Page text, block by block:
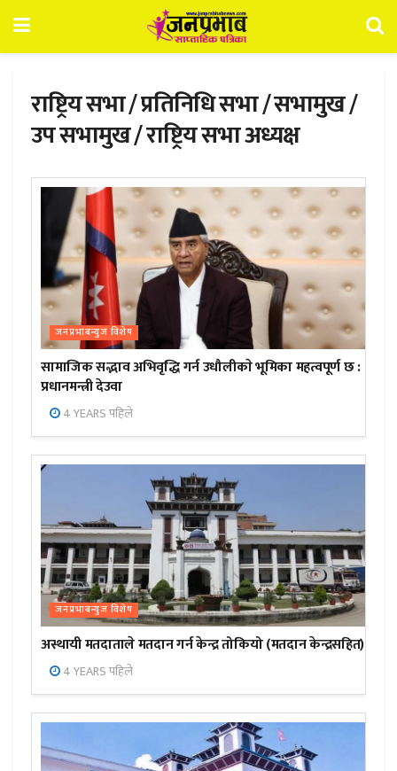
राष्ट्रिय सभा / प्रतिनिधि सभा / सभामुख /
उप सभामुख / राष्ट्रिय सभा अध्यक्ष
जनप्रभाबन्युज विशेष
सामाजिक सद्भाव अभिवृद्धि गर्न उधौलीकाे भूमिका महत्वपूर्ण छ :
प्रधानमन्त्री देउवा
4 YEARS पहिले
जनप्रभाबन्युज विशेष
अस्थायी मतदाताले मतदान गर्न केन्द्र तोकियो (मतदान केन्द्रसहित)
4 YEARS पहिले